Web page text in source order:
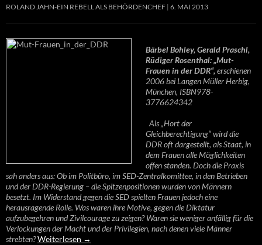
ROLAND JAHN-EIN REBELL ALS BEHÖRDENCHEF 6. MAI 2013
Bärbel Bohley, Gerald Praschl,
Rüdiger Rosenthal: „Mut-
Frauen in der DDR“,erschienen
2006 bei Langen Müller Herbig,
München, ISBN978-
3776624342
Als „Hort der
Gleichberechtigung“ wird die
DDR oft dargestellt, als Staat, in
dem Frauen alle Möglichkeiten
offen standen. Doch die Praxis
sah anders aus: Ob im Politbüro, im SED-Zentralkomittee, in den Betrieben
und der DDR-Regierung – die Spitzenpositionen wurden von Männern
besetzt. Im Widerstand gegen die SED spielten Frauen jedoch eine
herausragende Rolle. Was waren ihre Motive, gegen die Diktatur
aufzubegehren und Zivilcourage zu zeigen? Waren sie weniger anfällig für die
Verlockungen der Macht und der Privilegien, nach denen viele Männer
strebten?Weiterlesen →